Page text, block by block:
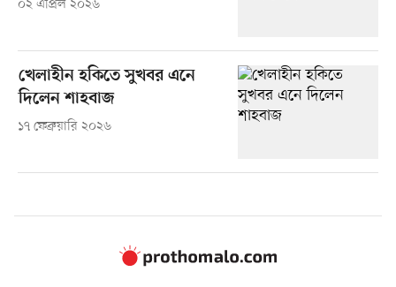
০২ এপ্রিল ২০২৬
খেলাহীন হকিতে সুখবর এনে
দিলেন শাহবাজ
১৭ ফেব্রুয়ারি ২০২৬